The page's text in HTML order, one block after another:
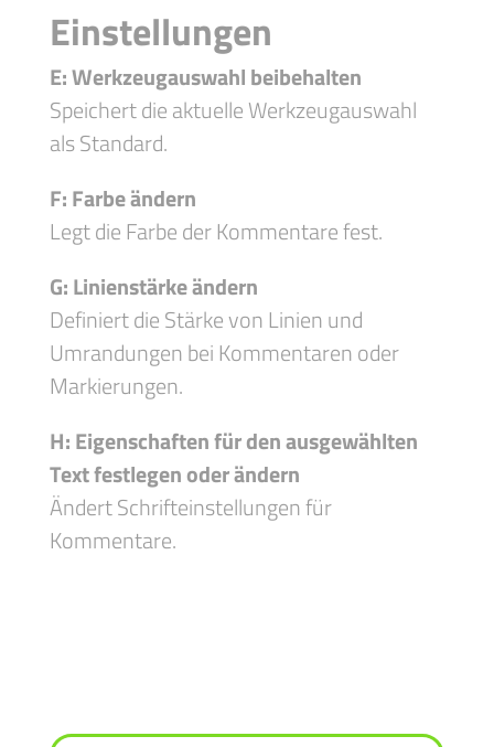
Einstellungen
E: Werkzeugauswahl beibehalten
Speichert die aktuelle Werkzeugauswahl
als Standard.
F: Farbe ändern
Legt die Farbe der Kommentare fest.
G: Linienstärke ändern
Definiert die Stärke von Linien und
Umrandungen bei Kommentaren oder
Markierungen.
H: Eigenschaften für den ausgewählten
Text festlegen oder ändern
Ändert Schrifteinstellungen für
Kommentare.